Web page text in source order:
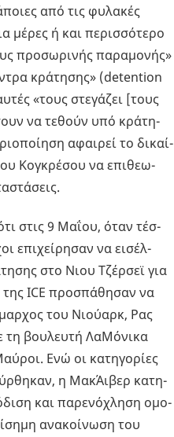
από τις φυ­λα­κές
μέρες ή και πε­ρισ­σό­τε­ρο
προ­σω­ρι­νής πα­ρα­μο­νής»
κρά­τη­σης» (detention
«τους στε­γά­ζει [τους
να τε­θούν υπό κρά­τη­
αφαι­ρεί το δι­καί­
Κο­γκρέ­σου να επι­θε­ω­
στις 9 Μαΐου, όταν τέσ­
επι­χεί­ρη­σαν να ει­σέλ­
στο Νιου Τζέρ­σεϊ για
της ICE προ­σπά­θη­σαν να
του Νιού­αρκ, Ρας
βου­λευ­τή Λα­Μό­νι­κα
Ενώ οι κα­τη­γο­ρί­ες
η Μα­κΆι­βερ κα­τη­
και πα­ρε­νό­χλη­ση ομο­
ανα­κοί­νω­ση του